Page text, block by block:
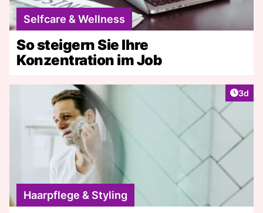
Selfcare & Wellness
So steigern Sie Ihre
Konzentration im Job
3d
Haarpflege & Styling